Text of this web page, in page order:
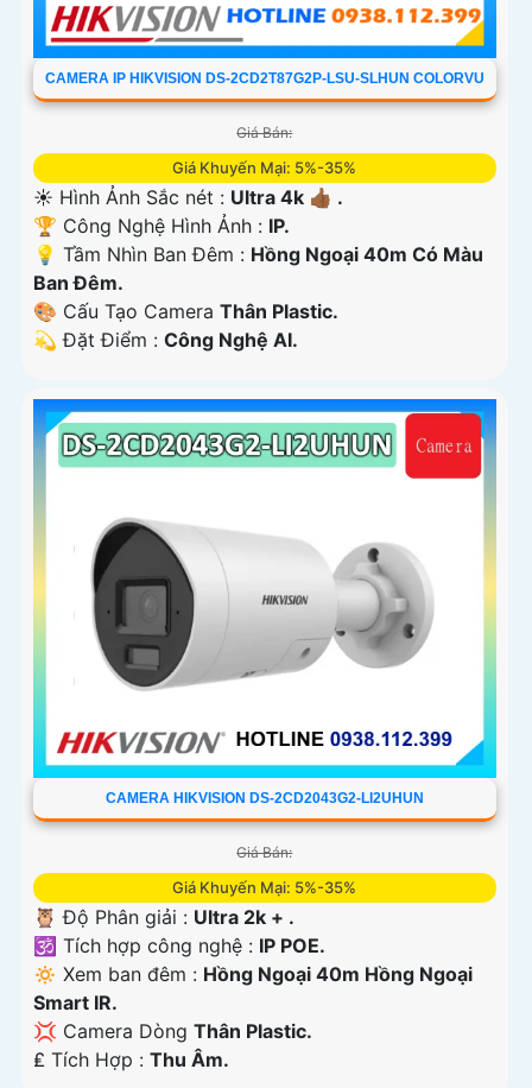
CAMERA IP HIKVISION DS-2CD2T87G2P-LSU-SLHUN COLORVU
Giá Bán:
Giá Khuyến Mại: 5%-35%
☀️ Hình Ảnh Sắc nét : Ultra 4k 👍🏾 .
🏆 Công Nghệ Hình Ảnh : IP.
💡 Tầm Nhìn Ban Đêm : Hồng Ngoại 40m Có Màu
Ban Ðêm.
🎨 Cấu Tạo Camera Thân Plastic.
️💫 Đặt Điểm : Công Nghệ AI.
CAMERA HIKVISION DS-2CD2043G2-LI2UHUN
Giá Bán:
Giá Khuyến Mại: 5%-35%
🦉 Độ Phân giải : Ultra 2k + .
🕉️ Tích hợp công nghệ : IP POE.
🔅 Xem ban đêm : Hồng Ngoại 40m Hồng Ngoại
Smart IR.
💢 Camera Dòng Thân Plastic.
️₤ Tích Hợp : Thu Âm.